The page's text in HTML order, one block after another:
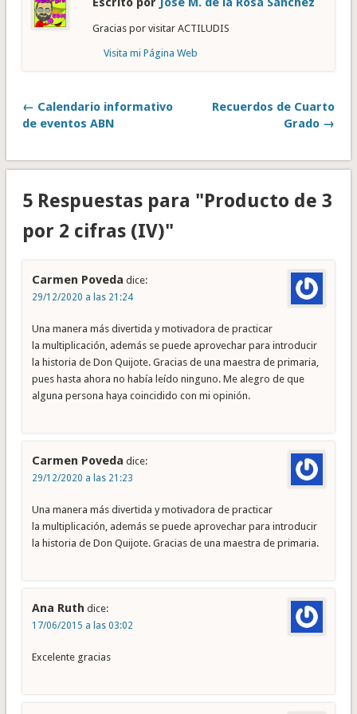
Gracias por visitar ACTILUDIS
Visita mi Página Web
← Calendario informativo
de eventos ABN
Recuerdos de Cuarto
Grado →
5 Respuestas para "Producto de 3
por 2 cifras (IV)"
Carmen Poveda dice:
29/12/2020 a las 21:24
Una manera más divertida y motivadora de practicar
la multiplicación, además se puede aprovechar para introducir
la historia de Don Quijote. Gracias de una maestra de primaria,
pues hasta ahora no había leído ninguno. Me alegro de que
alguna persona haya coincidido con mi opinión.
Carmen Poveda dice:
29/12/2020 a las 21:23
Una manera más divertida y motivadora de practicar
la multiplicación, además se puede aprovechar para introducir
la historia de Don Quijote. Gracias de una maestra de primaria.
Ana Ruth dice:
17/06/2015 a las 03:02
Excelente gracias